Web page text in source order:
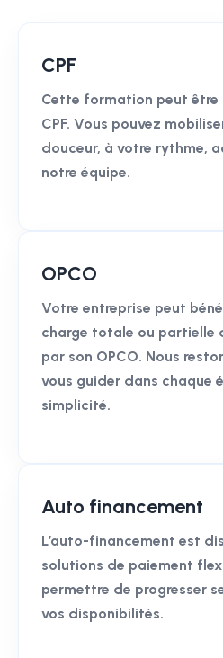
CPF
Cette formation peut être
CPF. Vous pouvez
douceur, à votre rythme,
notre équipe.
OPCO
Votre entreprise peut
charge totale ou partielle
par son OPCO. Nous
vous guider dans chaque
simplicité.
Auto financement
L’auto-financement est
solutions de paiement
permettre de progresser
vos disponibilités.